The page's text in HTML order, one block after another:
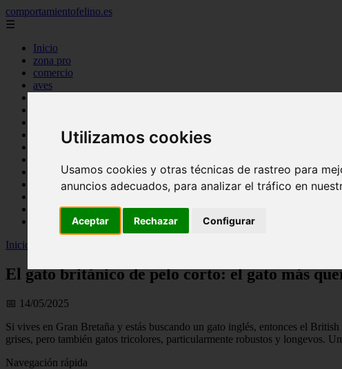
Utilizamos cookies
Usamos cookies y otras técnicas de rastreo para
anuncios adecuados, para analizar el tráfico en
Aceptar Rechazar Configurar
comportamientofelino.es
☰
Inicio
zona pro
comercio
aves
acuariofilia
articulos
nombres para gatos
novedades
uncategorized
Inicio
El gato británico de pelo corto: el gato más
📅 14/05/2025
Si vives en Gran Bretaña y estás buscando un gato inglés, entonces el
grises, pero también gatos tricolores, particularmente robustos y longevos.
Navegación rápida